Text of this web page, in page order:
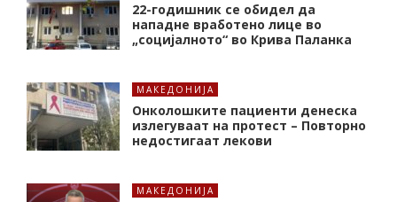
22-годишник се обидел да
нападне вработено лице во
„социјалното“ во Крива Паланка
МАКЕДОНИЈА
Онколошките пациенти денеска
излегуваат на протест – Повторно
недостигаат лекови
МАКЕДОНИЈА